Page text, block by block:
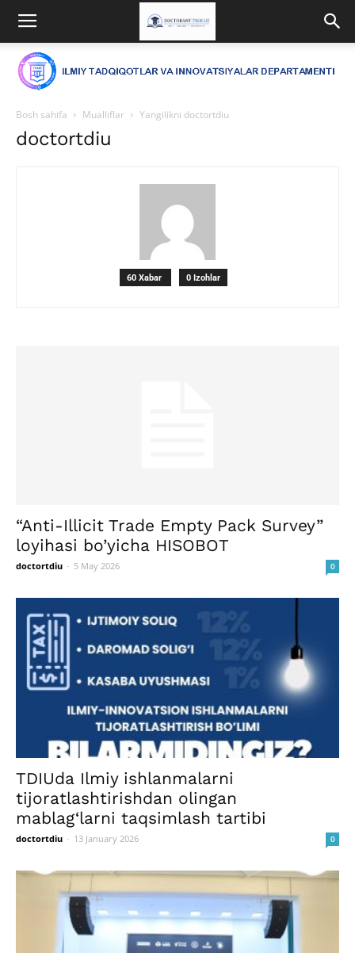
Bosh sahifa Mualliflar Yangilikni doctortdiu
doctortdiu
60 Xabar 0 Izohlar
“Anti-Illicit Trade Empty Pack Survey”
loyihasi bo’yicha HISOBOT
doctortdiu - 5 May 2026 0
TDIUda Ilmiy ishlanmalarni
tijoratlashtirishdan olingan
mablag‘larni taqsimlash tartibi
doctortdiu - 13 January 2026 0